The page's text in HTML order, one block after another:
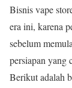
Bisnis vape
era ini, karena
sebelum
persiapan yang
Berikut adalah